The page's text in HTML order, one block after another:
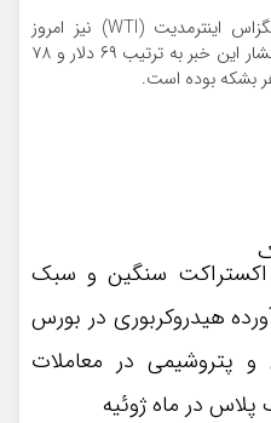
قیمت نفت خام برنت و وست تگزاس اینترمدیت (WTI) نیز امروز
(سه‌شنبه، ۱۹ مردادماه) و تا لحظه انتشار این خبر به ترتیب ۶۹ دلار و ۷۸
اکستراکت سنگین و سبک
فرآورده هیدروکربوری در بورس
و پتروشیمی در معاملات
در ماه ژوئیه